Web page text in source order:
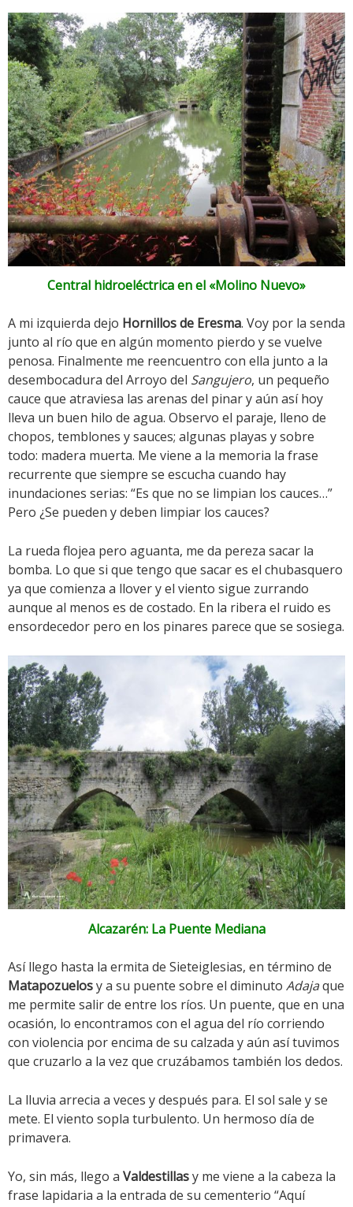
Central hidroeléctrica en el «Molino Nuevo»
A mi izquierda dejo Hornillos de Eresma. Voy por la senda
junto al río que en algún momento pierdo y se vuelve
penosa. Finalmente me reencuentro con ella junto a la
desembocadura del Arroyo del Sangujero, un pequeño
cauce que atraviesa las arenas del pinar y aún así hoy
lleva un buen hilo de agua. Observo el paraje, lleno de
chopos, temblones y sauces; algunas playas y sobre
todo: madera muerta. Me viene a la memoria la frase
recurrente que siempre se escucha cuando hay
inundaciones serias: “Es que no se limpian los cauces…”
Pero ¿Se pueden y deben limpiar los cauces?
La rueda flojea pero aguanta, me da pereza sacar la
bomba. Lo que si que tengo que sacar es el chubasquero
ya que comienza a llover y el viento sigue zurrando
aunque al menos es de costado. En la ribera el ruido es
ensordecedor pero en los pinares parece que se sosiega.
Alcazarén: La Puente Mediana
Así llego hasta la ermita de Sieteiglesias, en término de
Matapozuelosy a su puente sobre el diminuto Adajaque
me permite salir de entre los ríos. Un puente, que en una
ocasión, lo encontramos con el agua del río corriendo
con violencia por encima de su calzada y aún así tuvimos
que cruzarlo a la vez que cruzábamos también los dedos.
La lluvia arrecia a veces y después para. El sol sale y se
mete. El viento sopla turbulento. Un hermoso día de
primavera.
Yo, sin más, llego a Valdestillasy me viene a la cabeza la
frase lapidaria a la entrada de su cementerio “Aquí